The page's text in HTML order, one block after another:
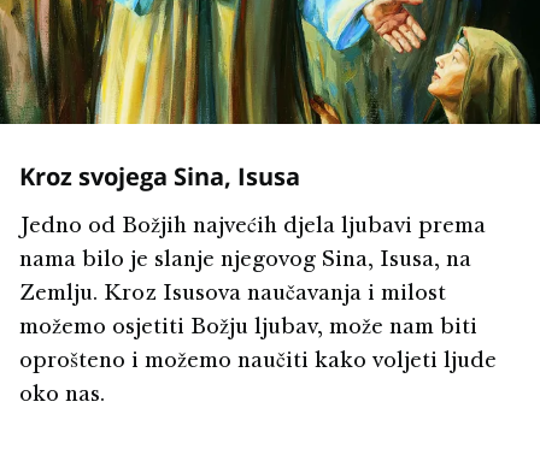
Kroz svojega Sina, Isusa
Jedno od Božjih najvećih djela ljubavi prema
nama bilo je slanje njegovog Sina, Isusa, na
Zemlju. Kroz Isusova naučavanja i milost
možemo osjetiti Božju ljubav, može nam biti
oprošteno i možemo naučiti kako voljeti ljude
oko nas.